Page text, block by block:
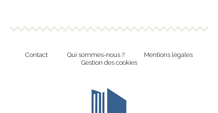
Contact Qui sommes-nous ?
Mentions légales
Gestion des cookies